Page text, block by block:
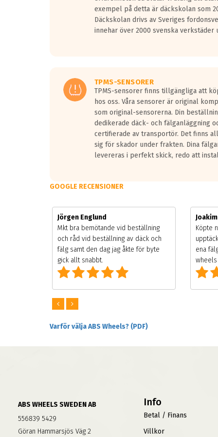
Vid körning i över 50km/h brukar
På däckmärkningen kommer det finnas en
medans de vita vågorna påvisar om det är ett tyst
Ett däck med tre svarta vågor uppnår de
exempel på detta är däckskolan som
Däckskolan drivs av Sveriges
innehar över 2000 svenska verkstäder
TPMS-SENSORER
TPMS-sensorer finns tillgängliga att
hos oss. Våra sensorer är original
som original-sensorerna. Din
dedikerade däck- och fälganläggning
certifierade av transportör. Det finns
sig för skador under frakten. Dina
levereras i perfekt skick, redo att
GOOGLE RECENSIONER
Jörgen Englund
Mkt bra bemötande vid beställning
och råd vid beställning av däck och
fälg samt den dag jag åkte för byte
gick allt snabbt.
Köpte
ena
Varför välja ABS Wheels? (PDF)
ABS WHEELS SWEDEN AB
556839 5429
Göran Hammarsjös Väg 2
Info
Betal / Finans
Villkor